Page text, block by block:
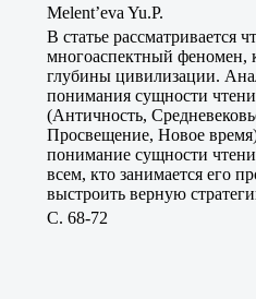
Melent’eva Yu.P.
В статье рассматривается
многоаспектный феномен,
глубины цивилизации.
понимания сущности
(Античность,
Просвещение, Новое
понимание сущности
всем, кто занимается его
выстроить верную
C. 68-72